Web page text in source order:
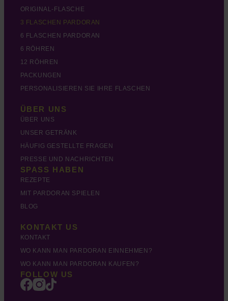
ORIGINAL-FLASCHE
3 FLASCHEN PARDORAN
6 FLASCHEN PARDORAN
6 RÖHREN
12 RÖHREN
PACKUNGEN
PERSONALISIEREN SIE IHRE FLASCHEN
ÜBER UNS
ÜBER UNS
UNSER GETRÄNK
HÄUFIG GESTELLTE FRAGEN
PRESSE UND NACHRICHTEN
SPASS HABEN
REZEPTE
MIT PARDORAN SPIELEN
BLOG
KONTAKT US
KONTAKT
WO KANN MAN PARDORAN EINNEHMEN?
WO KANN MAN PARDORAN KAUFEN?
FOLLOW US